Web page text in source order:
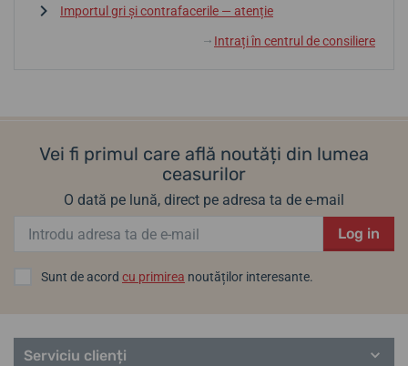
Importul gri și contrafacerile — atenție
↓ Intrați în centrul de consiliere
Vei fi primul care află noutăți din lumea
ceasurilor
O dată pe lună, direct pe adresa ta de e-mail
Log in
Sunt de acord cu primirea noutăților interesante.
Serviciu clienți